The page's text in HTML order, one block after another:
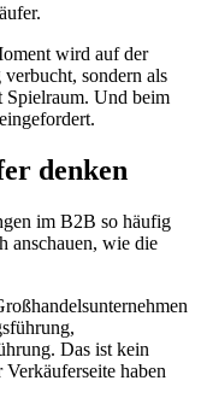
wird auf der
sondern als
Und beim
denken
im B2B so häufig
anschauen, wie die
Das ist kein
haben